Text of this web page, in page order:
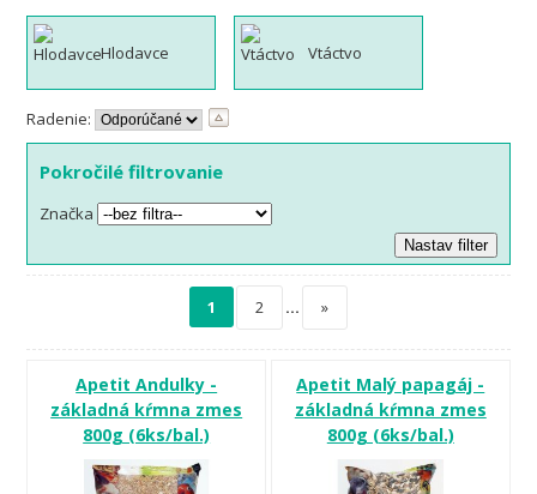
Hlodavce Vtáctvo
Radenie:
Pokročilé filtrovanie
Značka
1 2 … »
Apetit Andulky -
základná kŕmna zmes
800g (6ks/bal.)
Apetit Malý papagáj -
základná kŕmna zmes
800g (6ks/bal.)